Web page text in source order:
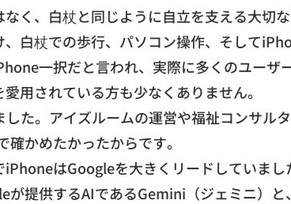
く、 白杖と同じように自立を支える大切な
白杖での歩行、 パソコン操作、そして
一択だと言われ、 実際に多くのユーザ
用されている方も少なくありません。
た。 アイズルームの運営や福祉コンサルタ
確かめたかったからです。
iPhoneはGoogleを大きくリー ドしていま
が提供するAIであるGemini（ジェミニ）と、